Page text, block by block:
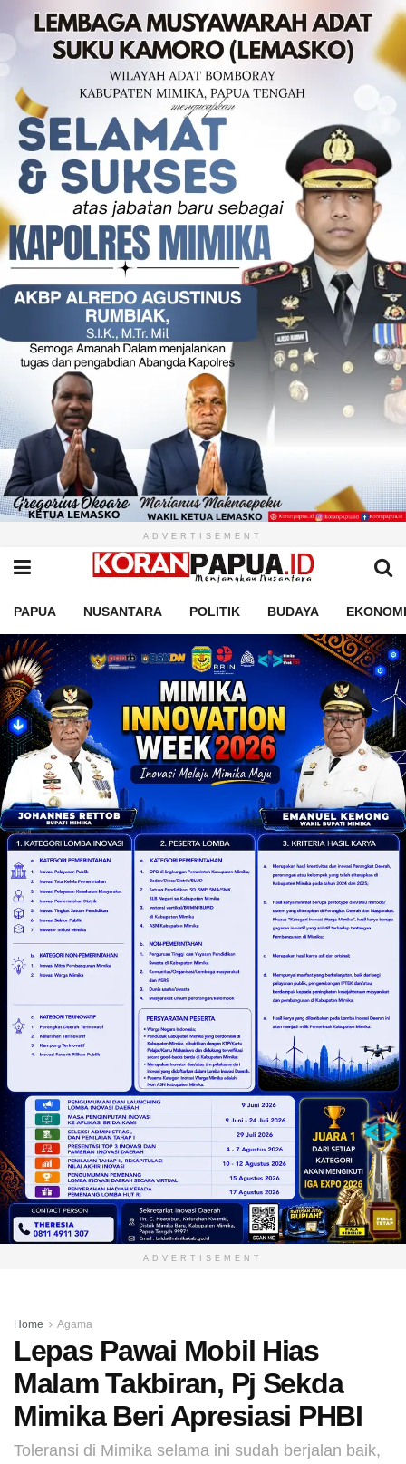
ADVERTISEMENT
PAPUA NUSANTARA POLITIK BUDAYA EKONOMI
ADVERTISEMENT
Home Agama
Lepas Pawai Mobil Hias
Malam Takbiran, Pj Sekda
Mimika Beri Apresiasi PHBI
Toleransi di Mimika selama ini sudah berjalan baik,